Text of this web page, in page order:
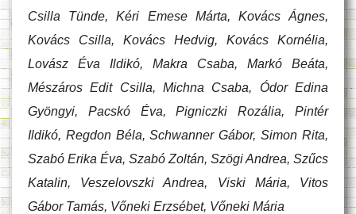
Csilla Tünde, Kéri Emese Márta, Kovács Ágnes,
Kovács Csilla, Kovács Hedvig, Kovács Kornélia,
Lovász Éva Ildikó, Makra Csaba, Markó Beáta,
Mészáros Edit Csilla, Michna Csaba, Ódor Edina
Gyöngyi, Pacskó Éva, Pigniczki Rozália, Pintér
Ildikó, Regdon Béla, Schwanner Gábor, Simon Rita,
Szabó Erika Éva, Szabó Zoltán, Szögi Andrea, Szűcs
Katalin, Veszelovszki Andrea, Viski Mária, Vitos
Gábor Tamás, Vőneki Erzsébet, Vőneki Mária